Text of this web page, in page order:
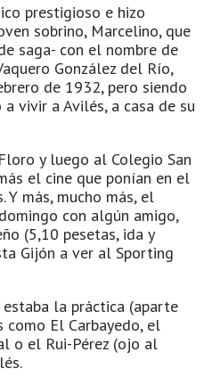
prestigioso e hizo
sobrino, Marcelino, que
saga- con el nombre de
González del Río,
de 1932, pero siendo
vivir a Avilés, a casa de su
y luego al Colegio San
el cine que ponían en el
Y más, mucho más, el
con algún amigo,
(5,10 pesetas, ida y
Gijón a ver al Sporting
la práctica (aparte
El Carbayedo, el
o el Rui-Pérez (ojo al